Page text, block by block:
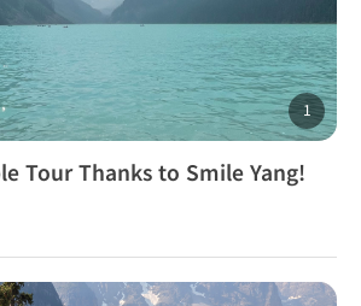
1
Tour Thanks to Smile Yang!